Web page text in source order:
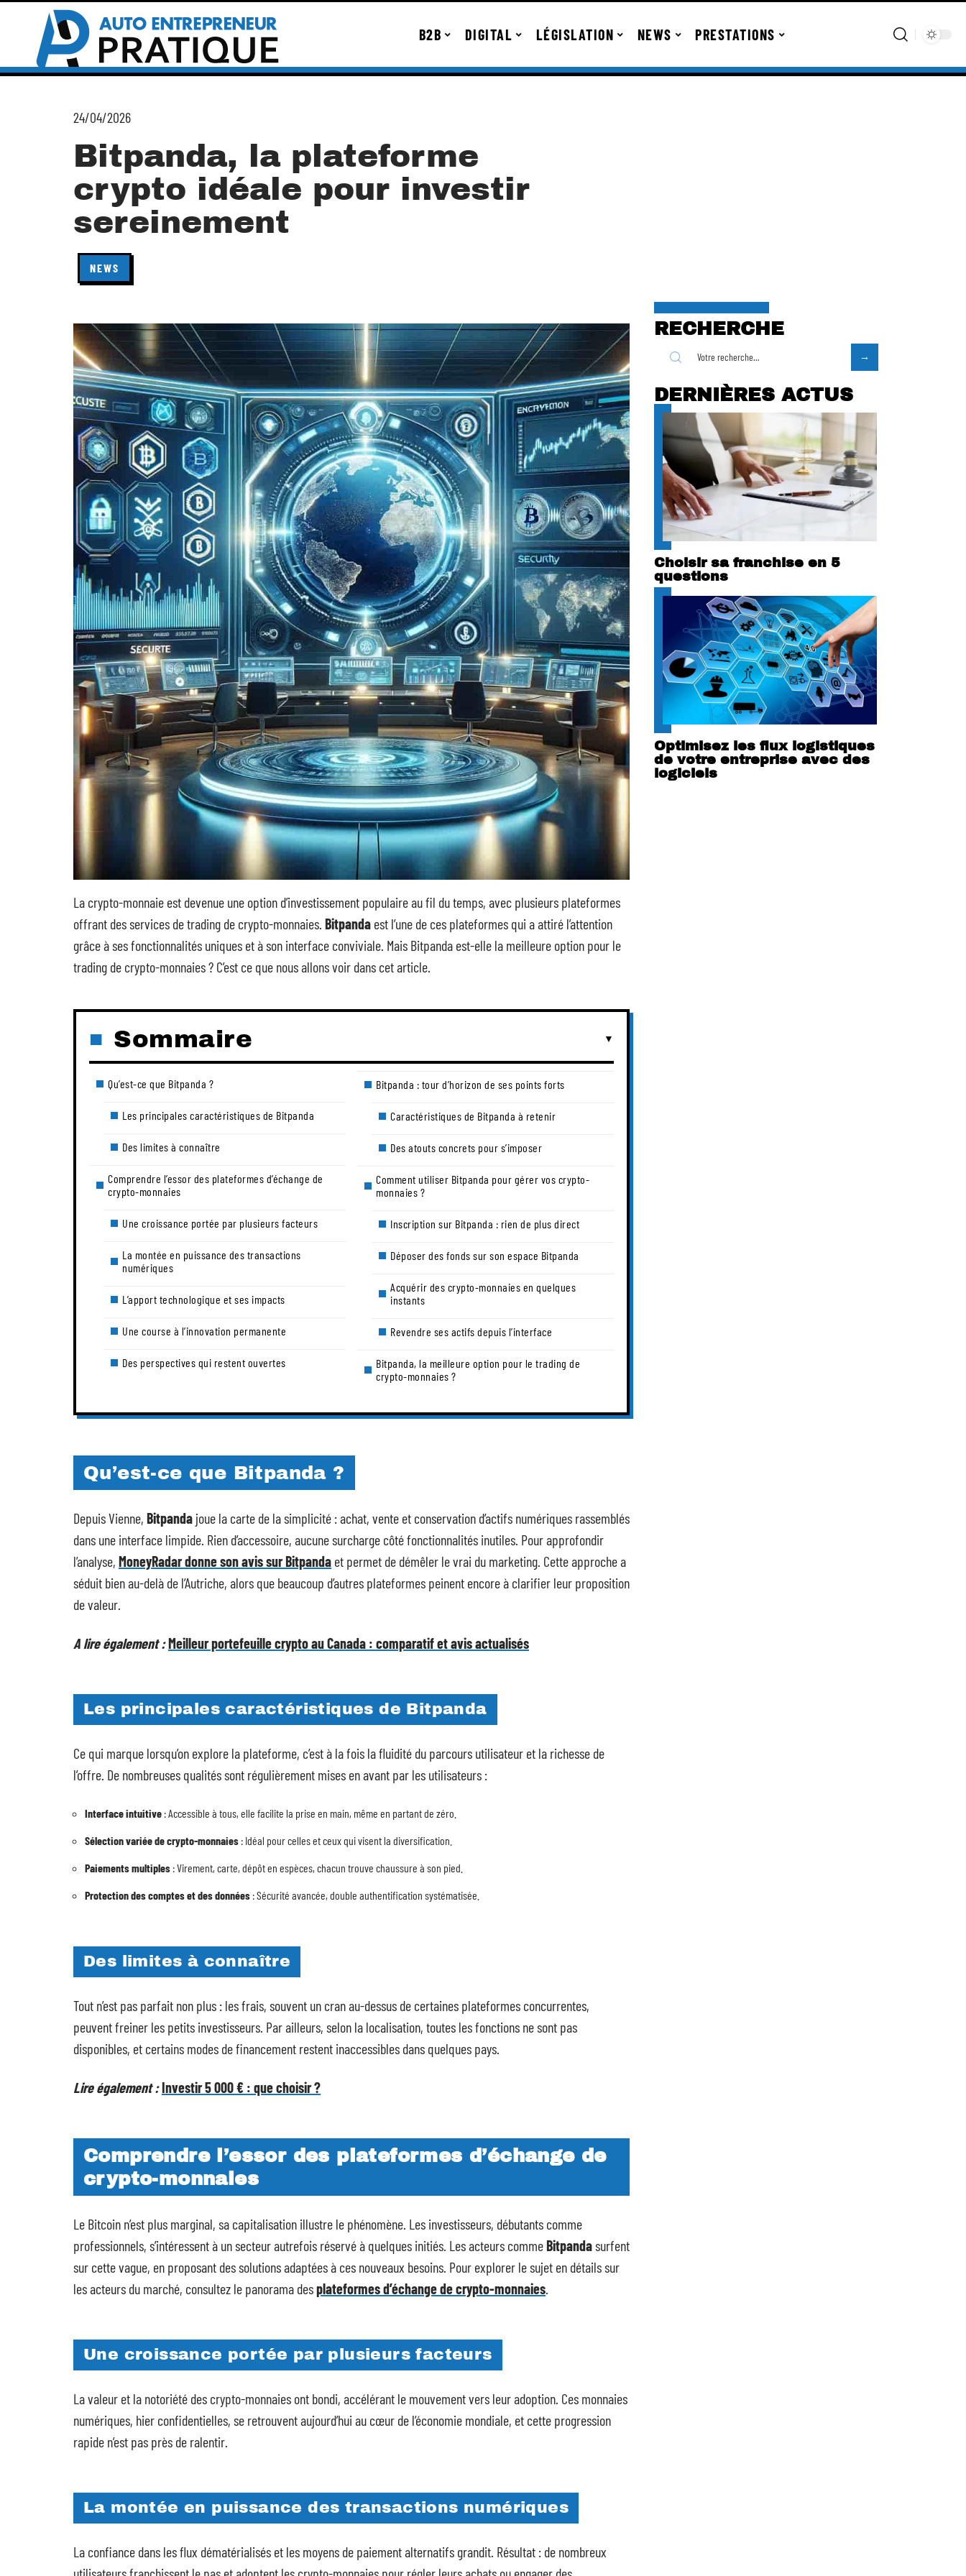
B2B DIGITAL LÉGISLATION NEWS PRESTATIONS
24/04/2026
Bitpanda, la plateforme
crypto idéale pour investir
sereinement
NEWS
La crypto-monnaie est devenue une option d’investissement populaire au fil du temps, avec plusieurs plateformes
offrant des services de trading de crypto-monnaies. Bitpanda est l’une de ces plateformes qui a attiré l’attention
grâce à ses fonctionnalités uniques et à son interface conviviale. Mais Bitpanda est-elle la meilleure option pour le
trading de crypto-monnaies ? C’est ce que nous allons voir dans cet article.
Sommaire
Qu’est-ce que Bitpanda ?
Les principales caractéristiques de Bitpanda
Des limites à connaître
Comprendre l’essor des plateformes d’échange de
crypto-monnaies
Une croissance portée par plusieurs facteurs
La montée en puissance des transactions
numériques
L’apport technologique et ses impacts
Une course à l’innovation permanente
Des perspectives qui restent ouvertes
Bitpanda : tour d’horizon de ses points forts
Caractéristiques de Bitpanda à retenir
Des atouts concrets pour s’imposer
Comment utiliser Bitpanda pour gérer vos crypto-
monnaies ?
Inscription sur Bitpanda : rien de plus direct
Déposer des fonds sur son espace Bitpanda
Acquérir des crypto-monnaies en quelques
instants
Revendre ses actifs depuis l’interface
Bitpanda, la meilleure option pour le trading de
crypto-monnaies ?
Qu’est-ce que Bitpanda ?
Depuis Vienne, Bitpanda joue la carte de la simplicité : achat, vente et conservation d’actifs numériques rassemblés
dans une interface limpide. Rien d’accessoire, aucune surcharge côté fonctionnalités inutiles. Pour approfondir
l’analyse, MoneyRadar donne son avis sur Bitpanda et permet de démêler le vrai du marketing. Cette approche a
séduit bien au-delà de l’Autriche, alors que beaucoup d’autres plateformes peinent encore à clarifier leur proposition
de valeur.
A lire également :Meilleur portefeuille crypto au Canada : comparatif et avis actualisés
Les principales caractéristiques de Bitpanda
Ce qui marque lorsqu’on explore la plateforme, c’est à la fois la fluidité du parcours utilisateur et la richesse de
l’offre. De nombreuses qualités sont régulièrement mises en avant par les utilisateurs :
Interface intuitive : Accessible à tous, elle facilite la prise en main, même en partant de zéro.
Sélection variée de crypto-monnaies : Idéal pour celles et ceux qui visent la diversification.
Paiements multiples : Virement, carte, dépôt en espèces, chacun trouve chaussure à son pied.
Protection des comptes et des données : Sécurité avancée, double authentification systématisée.
Des limites à connaître
Tout n’est pas parfait non plus : les frais, souvent un cran au-dessus de certaines plateformes concurrentes,
peuvent freiner les petits investisseurs. Par ailleurs, selon la localisation, toutes les fonctions ne sont pas
disponibles, et certains modes de financement restent inaccessibles dans quelques pays.
Lire également :Investir 5 000 € : que choisir ?
Comprendre l’essor des plateformes d’échange de
crypto-monnaies
Le Bitcoin n’est plus marginal, sa capitalisation illustre le phénomène. Les investisseurs, débutants comme
professionnels, s’intéressent à un secteur autrefois réservé à quelques initiés. Les acteurs commeBitpandasurfent
sur cette vague, en proposant des solutions adaptées à ces nouveaux besoins. Pour explorer le sujet en détails sur
les acteurs du marché, consultez le panorama desplateformes d’échange de crypto-monnaies.
Une croissance portée par plusieurs facteurs
La valeur et la notoriété des crypto-monnaies ont bondi, accélérant le mouvement vers leur adoption. Ces monnaies
numériques, hier confidentielles, se retrouvent aujourd’hui au cœur de l’économie mondiale, et cette progression
rapide n’est pas près de ralentir.
La montée en puissance des transactions numériques
La confiance dans les flux dématérialisés et les moyens de paiement alternatifs grandit. Résultat : de nombreux
RECHERCHE
DERNIÈRES ACTUS
Choisir sa franchise en 5
questions
Optimisez les flux logistiques
de votre entreprise avec des
logiciels